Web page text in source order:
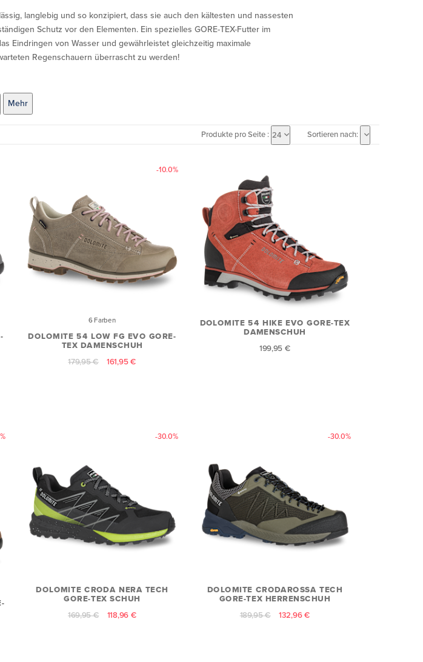
langlebig und so konzipiert, dass sie auch den kältesten und nassesten
Schutz vor den Elementen. Ein spezielles GORE-TEX-Futter im
Eindringen von Wasser und gewährleistet gleichzeitig maximale
Regenschauern überrascht zu werden!
Mehr
Produkte pro Seite : 24 Sortieren nach:
-10.0%
6 Farben
DOLOMITE 54 LOW FG EVO GORE-
TEX DAMENSCHUH
179,95 €
161,95 €
DOLOMITE 54 HIKE EVO GORE-TEX
DAMENSCHUH
199,95 €
-30.0%
DOLOMITE CRODA NERA TECH
GORE-TEX SCHUH
169,95 € 118,96 €
-30.0%
DOLOMITE CRODAROSSA TECH
GORE-TEX HERRENSCHUH
189,95 € 132,96 €